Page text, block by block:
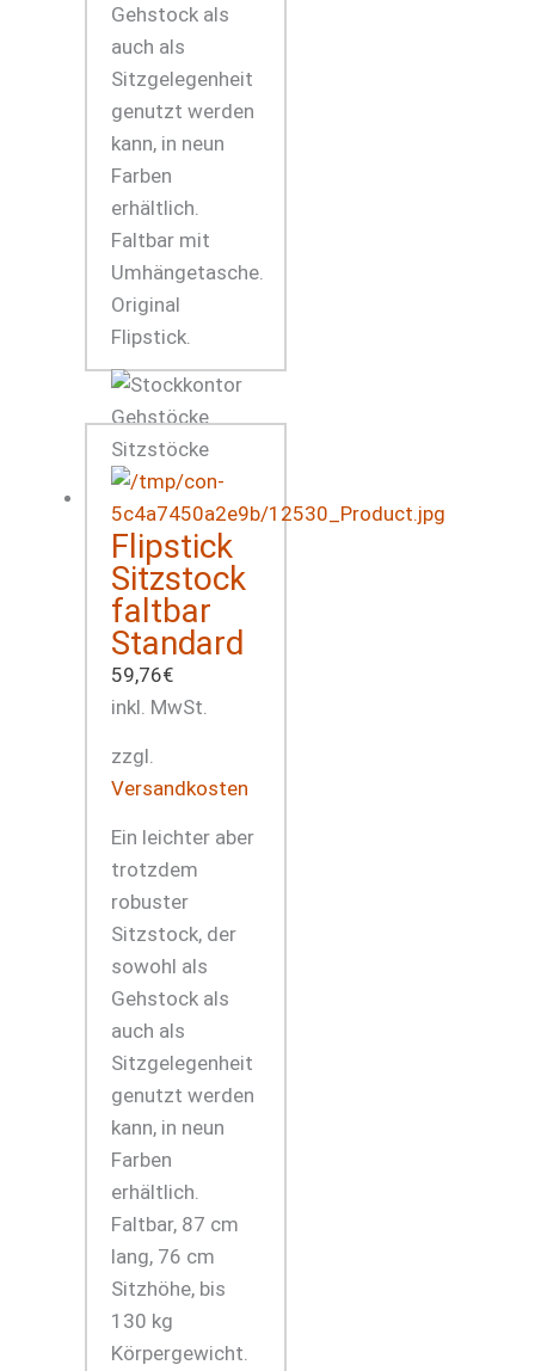
Gehstock als
auch als
Sitzgelegenheit
genutzt werden
kann, in neun
Farben
erhältlich.
Faltbar mit
Umhängetasche.
Original
Flipstick.
Flipstick
Sitzstock
faltbar
Standard
59,76€
inkl. MwSt.
zzgl.
Versandkosten
Ein leichter aber
trotzdem
robuster
Sitzstock, der
sowohl als
Gehstock als
auch als
Sitzgelegenheit
genutzt werden
kann, in neun
Farben
erhältlich.
Faltbar, 87 cm
lang, 76 cm
Sitzhöhe, bis
130 kg
Körpergewicht.